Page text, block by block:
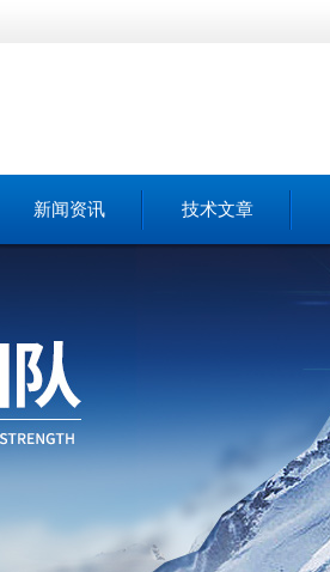
新闻资讯 技术文章